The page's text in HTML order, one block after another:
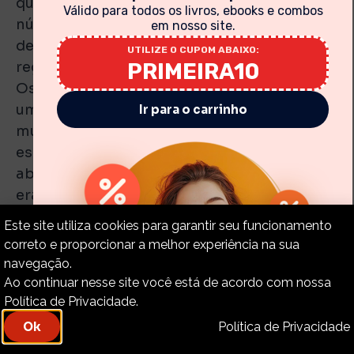
número igual de seus valentes, e “senhoras
delicadas” sentadas, aplaudindo e
regozijando-se sobre o banho de sangue.
Os idosos e enfermos foram banidos para
uma ilha no rio Tibre. Quase dois terços do
mundo “civilizado” era composto por
escravos, e seus senhores detinham poder
absoluto sobre eles. Sacrifícios humanos
eram frequentemente oferecidos nos
altares de seus templos. Em seus caminhos
estavam a destruição e a miséria; e não
conheceram o caminho da paz (Romanos
3:16-17).
Os “deístas” dos séculos XVII e XVIII
Válido para todos os livros, ebooks e combos
em nosso site.
UTILIZE O CUPOM ABAIXO:
PRIMEIRA10
Ir para o carrinho
Este site utiliza cookies para garantir seu funcionamento
correto e proporcionar a melhor experiência na sua
navegação.
Ao continuar nesse site você está de acordo com nossa
Política de Privacidade.
Ok
Política de Privacidade